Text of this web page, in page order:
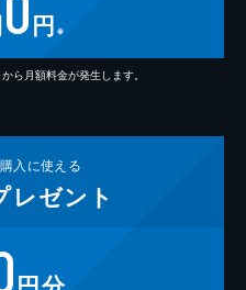
円 ※
ら月額料金が発生します。
購入に使える
レゼント